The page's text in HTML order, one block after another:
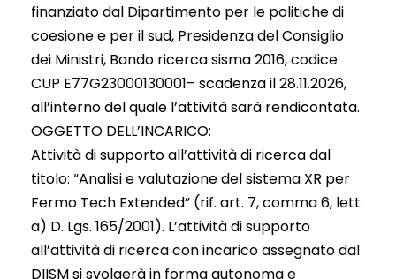
finanziato dal Dipartimento per le politiche di
coesione e per il sud, Presidenza del Consiglio
dei Ministri, Bando ricerca sisma 2016, codice
CUP E77G23000130001– scadenza il 28.11.2026,
all’interno del quale l’attività sarà rendicontata.
OGGETTO DELL’INCARICO:
Attività di supporto all’attività di ricerca dal
titolo: “Analisi e valutazione del sistema XR per
Fermo Tech Extended” (rif. art. 7, comma 6, lett.
a) D. Lgs. 165/2001). L’attività di supporto
all’attività di ricerca con incarico assegnato dal
DIISM si svolgerà in forma autonoma e